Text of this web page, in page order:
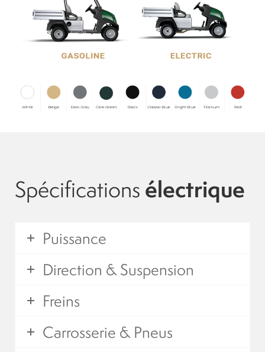
Suspension
Canvas and cabin
Roof and support
About us
Carreers
Mobility Scooters
Spécificationsélectrique
Puissance
Direction & Suspension
Freins
Carrosserie & Pneus